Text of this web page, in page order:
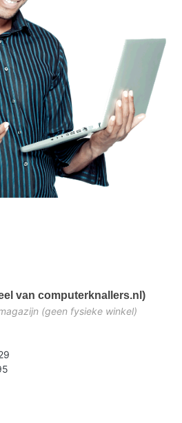
van computerknallers.nl)
(geen fysieke winkel)